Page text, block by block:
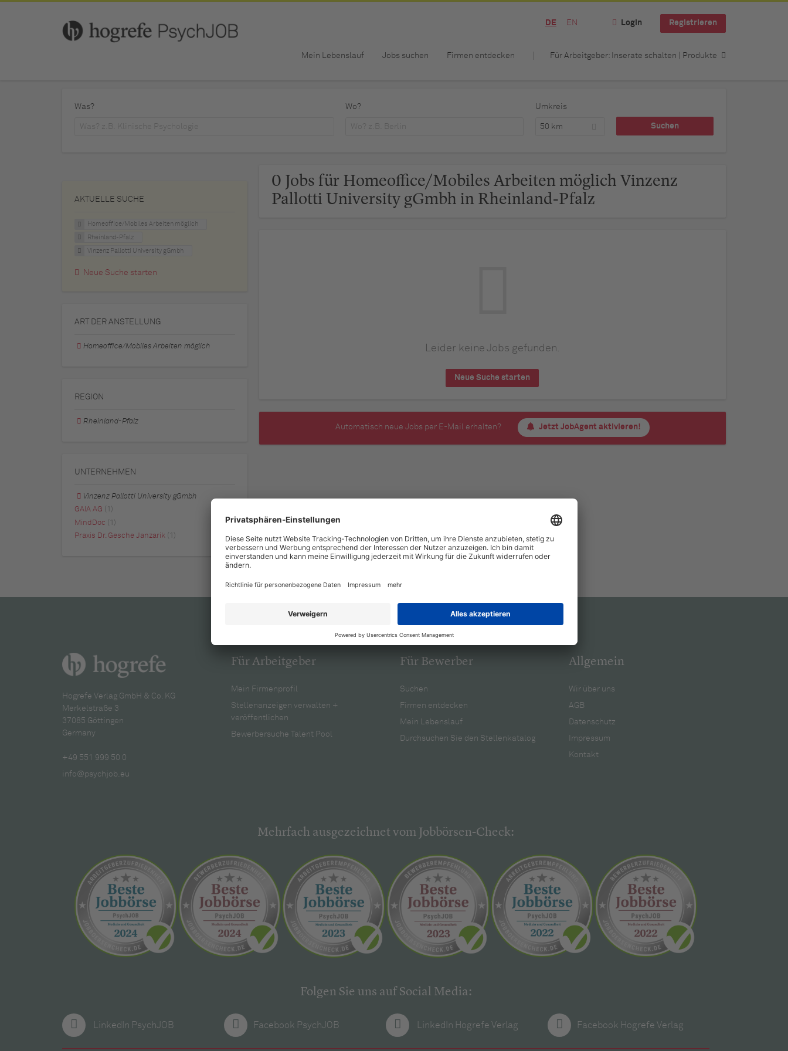
DE EN Login Registrieren
Mein Lebenslauf Jobs suchen Firmen entdecken Für Arbeitgeber: Inserate schalten | Produkte
Was? Wo? Umkreis
50 km
0 Jobs für Homeoffice/Mobiles Arbeiten möglich Vinzenz
Pallotti University gGmbh in Rheinland-Pfalz
Leider keine Jobs gefunden.
Neue Suche starten
Automatisch neue Jobs per E-Mail erhalten? Jetzt JobAgent aktivieren!
AKTUELLE SUCHE
Homeoffice/Mobiles Arbeiten möglich
Rheinland-Pfalz
Vinzenz Pallotti University gGmbh
Neue Suche starten
ART DER ANSTELLUNG
Homeoffice/Mobiles Arbeiten möglich
REGION
Rheinland-Pfalz
UNTERNEHMEN
Vinzenz Pallotti University gGmbh
GAIA AG
(1)
MindDoc (1)
Praxis Dr. Gesche Janzarik (1)
Hogrefe Verlag GmbH & Co. KG
Merkelstraße 3
37085 Göttingen
Germany
+49 551 999 50 0
info@psychjob.eu
Für Arbeitgeber
Mein Firmenprofil
Stellenanzeigen verwalten +
veröffentlichen
Bewerbersuche Talent Pool
Für Bewerber
Suchen
Firmen entdecken
Mein Lebenslauf
Durchsuchen Sie den Stellenkatalog
Allgemein
Wir über uns
AGB
Datenschutz
Impressum
Kontakt
Mehrfach ausgezeichnet vom Jobbörsen-Check:
Folgen Sie uns auf Social Media:
LinkedIn PsychJOB Facebook PsychJOB LinkedIn Hogrefe Verlag Facebook Hogrefe Verlag